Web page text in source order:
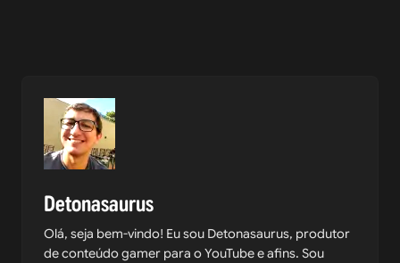
Detonasaurus
Olá, seja bem-vindo! Eu sou Detonasaurus, produtor
de conteúdo gamer para o YouTube e afins. Sou